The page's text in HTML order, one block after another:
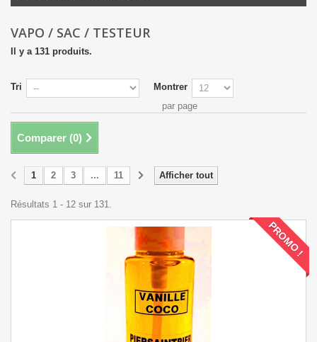
VAPO / SAC / TESTEUR
Il y a 131 produits.
Tri
Montrer
par page
Comparer (0)
Afficher tout
1 2 3 ... 11
Résultats 1 - 12 sur 131.
PROMO !